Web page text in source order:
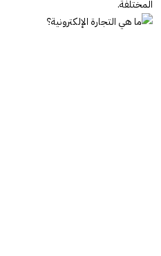
المختلفة.